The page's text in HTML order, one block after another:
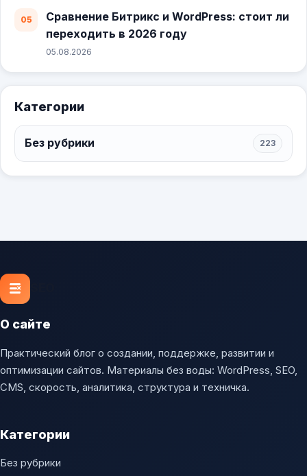
Сравнение Битрикс и WordPress: стоит ли
переходить в 2026 году
05.08.2026
Категории
Без рубрики 223
О сайте
Практический блог о создании, поддержке, развитии и
оптимизации сайтов. Материалы без воды: WordPress, SEO,
CMS, скорость, аналитика, структура и техничка.
Категории
Без рубрики